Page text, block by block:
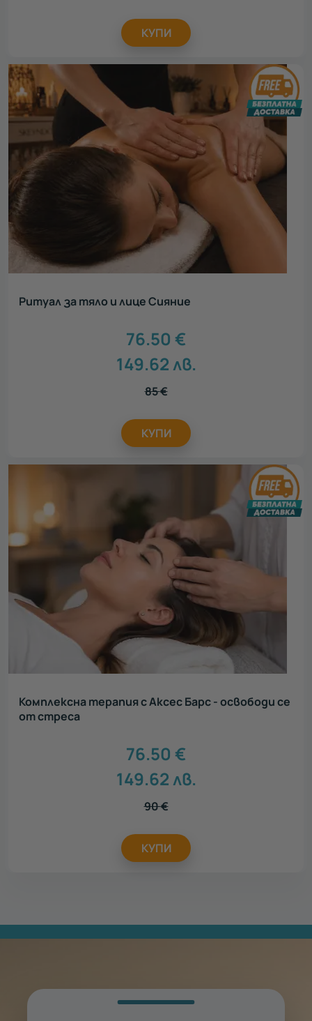
КУПИ
Ритуал за тяло и лице Сияние
76.50 €
149.62лв.
85€
КУПИ
Комплексна терапия с Аксес Барс - освободи се
от стреса
76.50 €
149.62лв.
90€
КУПИ